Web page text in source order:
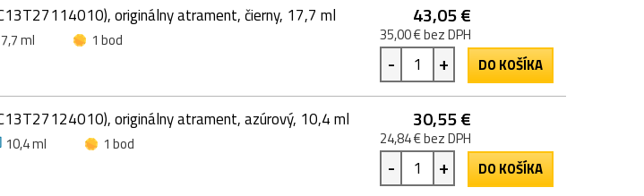
originálny atrament, čierny, 17,7 ml
ml
1 bod
43,05 €
35,00 € bez DPH
- + DO KOŠÍKA
originálny atrament, azúrový, 10,4 ml
10,4 ml
1 bod
30,55 €
24,84 € bez DPH
- + DO KOŠÍKA